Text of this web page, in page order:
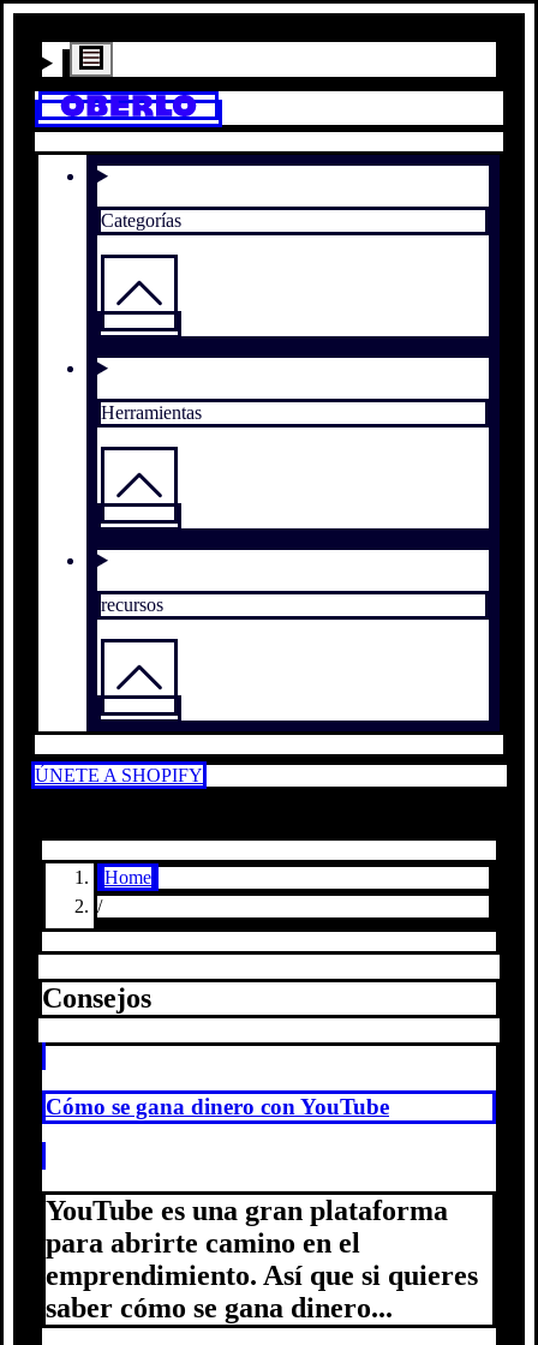
Categorías
Herramientas
recursos
ÚNETE A SHOPIFY
Home
/
Consejos
Cómo se gana dinero con YouTube
YouTube es una gran plataforma
para abrirte camino en el
emprendimiento. Así que si quieres
saber cómo se gana dinero...